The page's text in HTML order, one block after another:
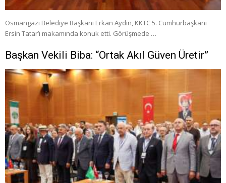
Osmangazi Belediye Başkanı Erkan Aydın, KKTC 5. Cumhurbaşkanı
Ersin Tatar’ı makamında konuk etti. Görüşmede …
Başkan Vekili Biba: “Ortak Akıl Güven Üretir”